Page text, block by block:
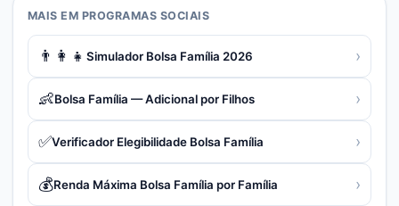
MAIS EM PROGRAMAS SOCIAIS
👨‍👩‍👧 Simulador Bolsa Família 2026 ›
👶Bolsa Família — Adicional por Filhos ›
✅Verificador Elegibilidade Bolsa Família ›
💰Renda Máxima Bolsa Família por Família ›